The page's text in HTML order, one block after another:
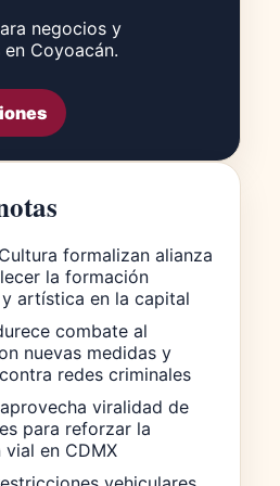
negocios y
Coyoacán.
formalizan alianza
la formación
artística en la capital
combate al
nuevas medidas y
redes criminales
viralidad de
para reforzar la
en CDMX